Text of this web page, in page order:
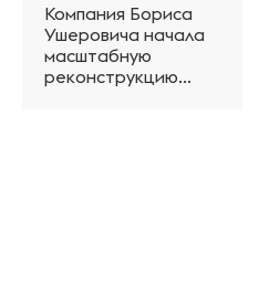
Компания Бориса
Ушеровича начала
масштабную
реконструкцию